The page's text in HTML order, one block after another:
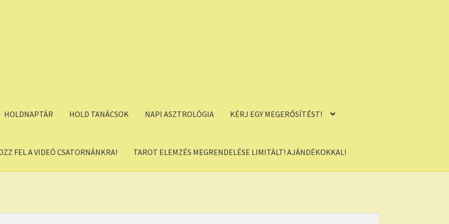
HOLDNAPTÁR HOLD TANÁCSOK NAPI ASZTROLÓGIA KÉRJ EGY MEGERŐSÍTÉST!
FEL A VIDEÓ CSATORNÁNKRA! TAROT ELEMZÉS MEGRENDELÉSE LIMITÁLT! AJÁNDÉKOKKAL!